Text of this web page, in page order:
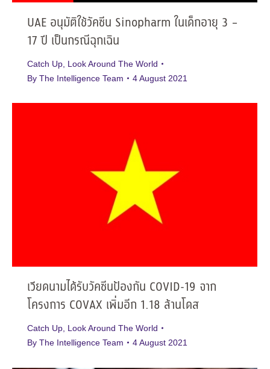
UAE อนุมัติใช้วัคซีน Sinopharm ในเด็กอายุ 3 –
17 ปี เป็นกรณีฉุกเฉิน
Catch Up Look Around The World
By The Intelligence Team 4 August 2021
เวียดนามได้รับวัคซีนป้องกัน COVID-19 จาก
โครงการ COVAX เพิ่มอีก 1.18 ล้านโดส
Catch Up Look Around The World
By The Intelligence Team 4 August 2021